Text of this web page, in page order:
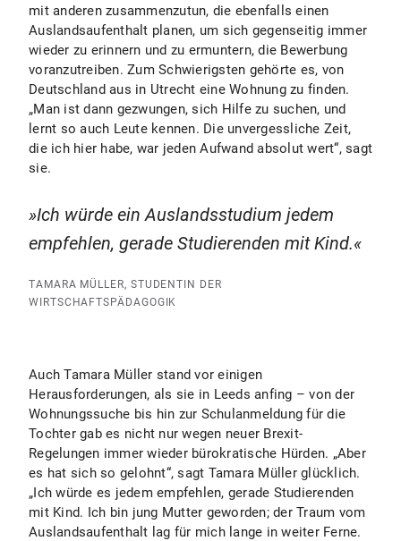
mit anderen zusammenzutun, die ebenfalls einen
Auslandsaufenthalt planen, um sich gegenseitig immer
wieder zu erinnern und zu ermuntern, die Bewerbung
voranzutreiben. Zum Schwierigsten gehörte es, von
Deutschland aus in Utrecht eine Wohnung zu finden.
„Man ist dann gezwungen, sich Hilfe zu suchen, und
lernt so auch Leute kennen. Die unvergessliche Zeit,
die ich hier habe, war jeden Aufwand absolut wert“, sagt
sie.
Ich würde ein Auslandsstudium jedem
empfehlen, gerade Studierenden mit Kind.
TAMARA MÜLLER, STUDENTIN DER
WIRTSCHAFTSPÄDAGOGIK
Auch Tamara Müller stand vor einigen
Herausforderungen, als sie in Leeds anfing – von der
Wohnungssuche bis hin zur Schulanmeldung für die
Tochter gab es nicht nur wegen neuer Brexit-
Regelungen immer wieder bürokratische Hürden. „Aber
es hat sich so gelohnt“, sagt Tamara Müller glücklich.
„Ich würde es jedem empfehlen, gerade Studierenden
mit Kind. Ich bin jung Mutter geworden; der Traum vom
Auslandsaufenthalt lag für mich lange in weiter Ferne.